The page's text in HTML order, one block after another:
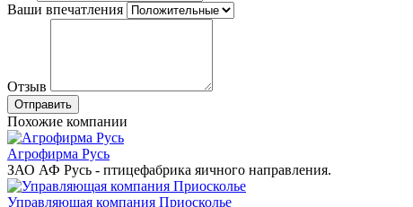
Ваши впечатления
Отзыв
Похожие компании
Агрофирма Русь
ЗАО АФ Русь - птицефабрика яичного направления.
Управляющая компания Приосколье